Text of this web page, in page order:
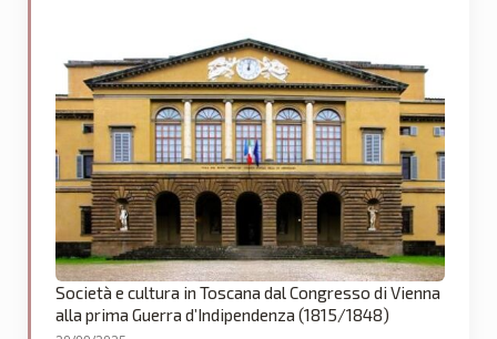
Società e cultura in Toscana dal Congresso di Vienna
alla prima Guerra d’Indipendenza (1815/1848)